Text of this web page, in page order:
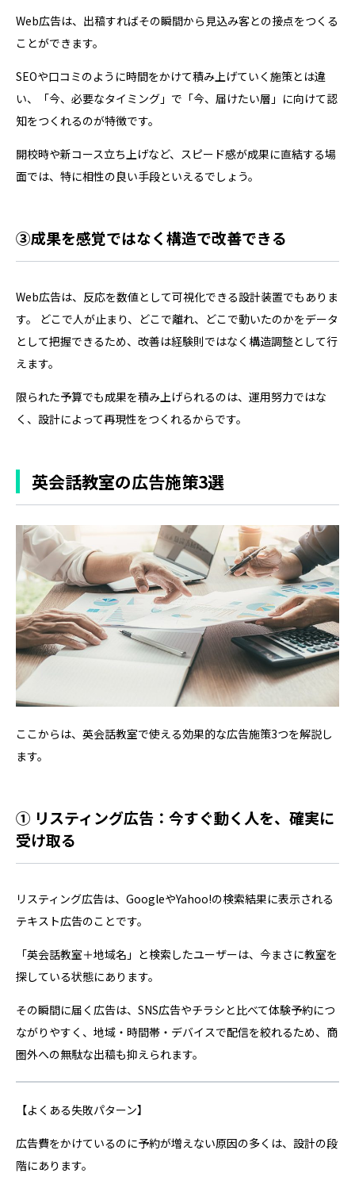
Web広告は、出稿すればその瞬間から見込み客との接点をつくる
ことができます。
SEOや口コミのように時間をかけて積み上げていく施策とは違
い、「今、必要なタイミング」で「今、届けたい層」に向けて認
知をつくれるのが特徴です。
開校時や新コース立ち上げなど、スピード感が成果に直結する場
面では、特に相性の良い手段といえるでしょう。
③成果を感覚ではなく構造で改善できる
Web広告は、反応を数値として可視化できる設計装置でもありま
す。 どこで人が止まり、どこで離れ、どこで動いたのかをデータ
として把握できるため、改善は経験則ではなく構造調整として行
えます。
限られた予算でも成果を積み上げられるのは、運用努力ではな
く、設計によって再現性をつくれるからです。
英会話教室の広告施策3選
ここからは、英会話教室で使える効果的な広告施策3つを解説し
ます。
① リスティング広告：今すぐ動く人を、確実に
受け取る
リスティング広告は、GoogleやYahoo!の検索結果に表示される
テキスト広告のことです。
「英会話教室＋地域名」と検索したユーザーは、今まさに教室を
探している状態にあります。
その瞬間に届く広告は、SNS広告やチラシと比べて体験予約につ
ながりやすく、地域・時間帯・デバイスで配信を絞れるため、商
圏外への無駄な出稿も抑えられます。
【よくある失敗パターン】
広告費をかけているのに予約が増えない原因の多くは、設計の段
階にあります。